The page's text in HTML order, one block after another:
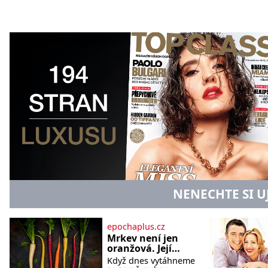
NENECHTE SI
epochaplus.cz
Mrkev není jen
oranžová. Její
neuvěřitelný
Když dnes vytáhneme